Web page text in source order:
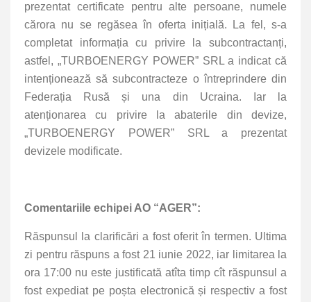
prezentat certificate pentru alte persoane, numele
cărora nu se regăsea în oferta inițială. La fel, s-a
completat informația cu privire la subcontractanți,
astfel, „TURBOENERGY POWER” SRL a indicat că
intenționează să subcontracteze o întreprindere din
Federația Rusă și una din Ucraina. Iar la
atenționarea cu privire la abaterile din devize,
„TURBOENERGY POWER” SRL a prezentat
devizele modificate.
Comentariile echipei AO “AGER”:
Răspunsul la clarificări a fost oferit în termen. Ultima
zi pentru răspuns a fost 21 iunie 2022, iar limitarea la
ora 17:00 nu este justificată atîta timp cît răspunsul a
fost expediat pe poșta electronică și respectiv a fost